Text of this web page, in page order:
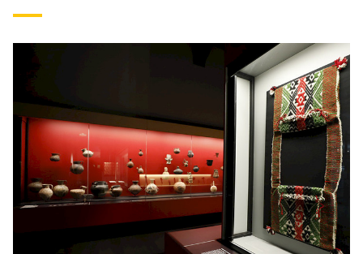
Medios Biblioteca launch